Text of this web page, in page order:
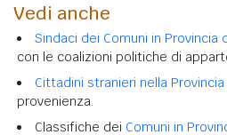
Vedi anche
Sindaci dei Comuni in Provincia
con le coalizioni politiche di
Cittadini stranieri nella
provenienza.
Classifiche dei Comuni in